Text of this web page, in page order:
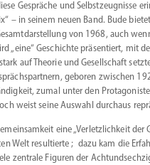
Gespräche und Selbst­zeug­nisse
– in seinem neuen Band. Bude
von 1968, auch
„eine“ Geschichte präsen­tiert, mit
auf Theorie und Gesell­schaft
geboren zwischen
zumal unter den
weist seine Auswahl durchaus
eine „Verletz­lichkeit der
Welt resul­tierte ; dazu kam die
zentrale Figuren der